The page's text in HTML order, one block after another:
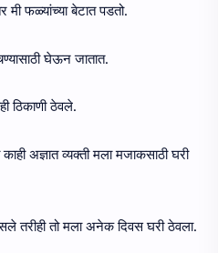
मी फळ्यांच्या बेटात पडतो.
घेऊन जातात.
ठिकाणी ठेवले.
अज्ञात व्यक्ती मला मजाकसाठी घरी
तरीही तो मला अनेक दिवस घरी ठेवला.